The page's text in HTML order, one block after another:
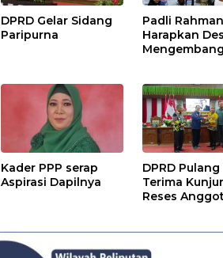
DPRD Gelar Sidang
Paripurna
Padli Rahman
Harapkan
Kader PPP serap
Aspirasi Dapilnya
DPRD Pulang
Terima
Reses